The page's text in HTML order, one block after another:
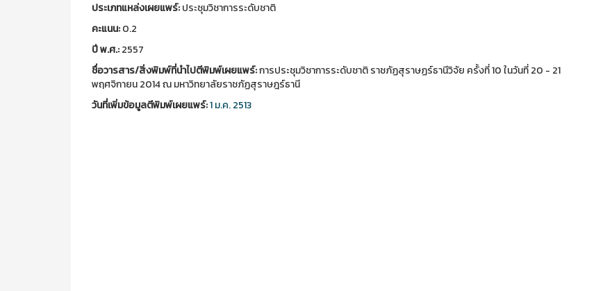
ประเภทแหล่งเผยแพร์:ประชุมวิชาการระดับชาติ
คะแนน:0.2
ปี พ.ศ.:2557
ชื่อวารสาร/สิ่งพิมพ์ที่นำไปตีพิมพ์เผยแพร์:การประชุมวิชาการระดับชาติ ราชภัฏสุราษฏร์ธานีวิจัย ครั้งที่ 10 ในวันที่ 20 - 21
พฤศจิกายน 2014 ณ มหาวิทยาลัยราชภัฏสุราษฎร์ธานี
วันที่เพิ่มข้อมูลตีพิมพ์เผยแพร์:1 ม.ค. 2513